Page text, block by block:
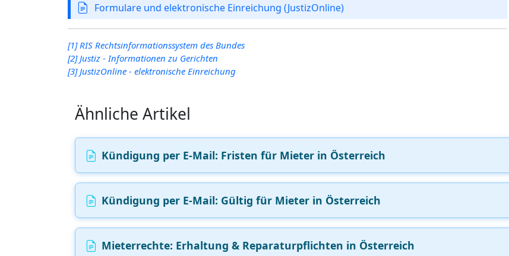
Formulare und elektronische Einreichung (JustizOnline)
[1] RIS Rechtsinformationssystem des Bundes
[2] Justiz - Informationen zu Gerichten
[3] JustizOnline - elektronische Einreichung
Ähnliche Artikel
Kündigung per E‑Mail: Fristen für Mieter in Österreich
Kündigung per E‑Mail: Gültig für Mieter in Österreich
Mieterrechte: Erhaltung & Reparaturpflichten in Österreich